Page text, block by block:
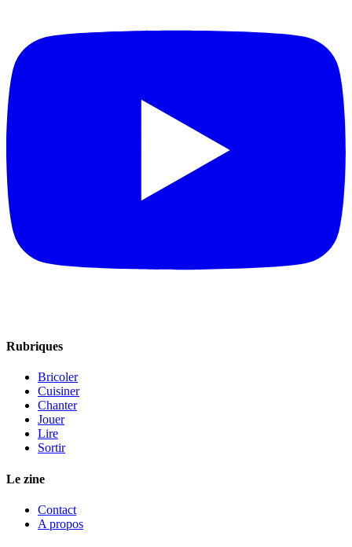
Rubriques
Bricoler
Cuisiner
Chanter
Jouer
Lire
Sortir
Le zine
Contact
A propos